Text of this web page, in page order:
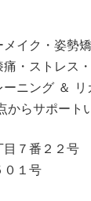
イク・姿勢
・ストレス
ニング ＆
らサポート
７番２２号
１号